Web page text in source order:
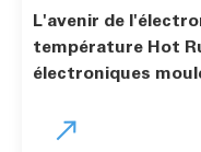
L'avenir de
température Hot
électroniques
